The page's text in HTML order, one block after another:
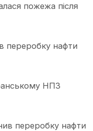
пожежа після
переробку нафти
НПЗ
переробку нафти